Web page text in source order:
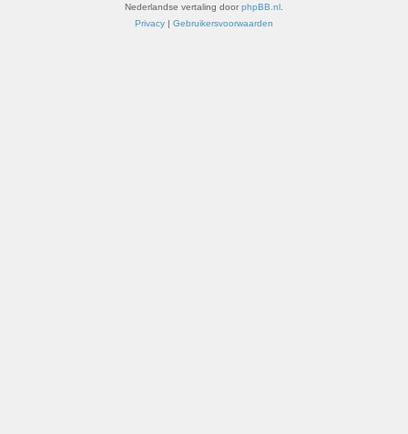
Nederlandse vertaling door phpBB.nl
Privacy | Gebruikersvoorwaarden